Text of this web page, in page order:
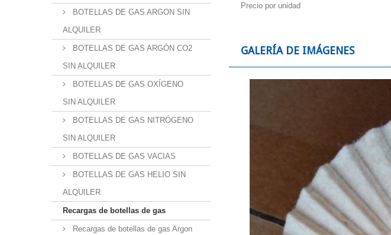
BOTELLAS DE GAS ARGON SIN
ALQUILER
BOTELLAS DE GAS ARGÓN CO2
SIN ALQUILER
BOTELLAS DE GAS OXÍGENO
SIN ALQUILER
BOTELLAS DE GAS NITRÓGENO
SIN ALQUILER
BOTELLAS DE GAS VACIAS
BOTELLAS DE GAS HELIO SIN
ALQUILER
Recargas de botellas de gas
Recargas de botellas de gas Argon
Precio por unidad
GALERÍA DE IMÁGENES